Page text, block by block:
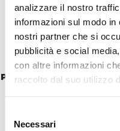
analizzare il nostro
informazioni sul modo
nostri partner che si
pubblicità e social
con altre informazioni
raccolto dal suo utilizzo
delNecessari
PEHOE PANTS MAN